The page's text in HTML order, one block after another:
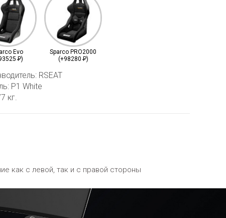
Evo
Р)
Sparco PRO2000
(+98280Р)
RSEAT
P1 White
кг.
как с левой, так и с правой стороны